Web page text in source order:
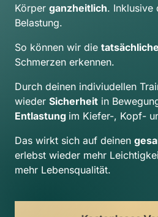
Körper ganzheitlich. Inklusive
Belastung.
So können wir die
Schmerzen erkennen.
Durch deinen indiviudellen
wieder Sicherheit in
Entlastung im Kiefer-, Kopf-
Das wirkt sich auf deinen
erlebst wieder mehr
mehr Lebensqualität.